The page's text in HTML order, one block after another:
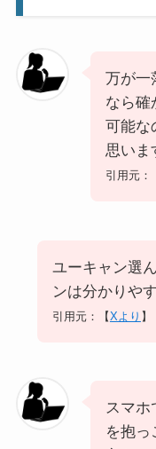
万が一
なら確
可能な
思いま
引用元：
ユーキャン選
ンは分かりや
引用元：【Xより 】
スマホ
を抱っ